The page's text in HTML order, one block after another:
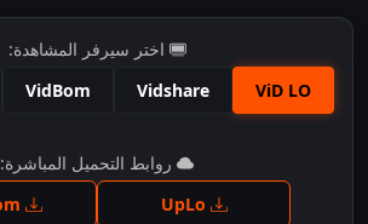
اختر سيرفر المشاهدة:
ViD LO
Vidshare
VidBom
اضغط للمشاهدة
روابط التحميل المباشرة: